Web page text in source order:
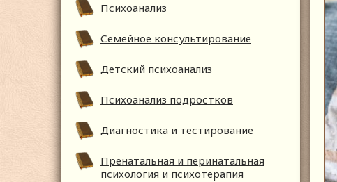
Психоанализ
Семейное консультирование
Детский психоанализ
Психоанализ подростков
Диагностика и тестирование
Пренатальная и перинатальная
психология и психотерапия